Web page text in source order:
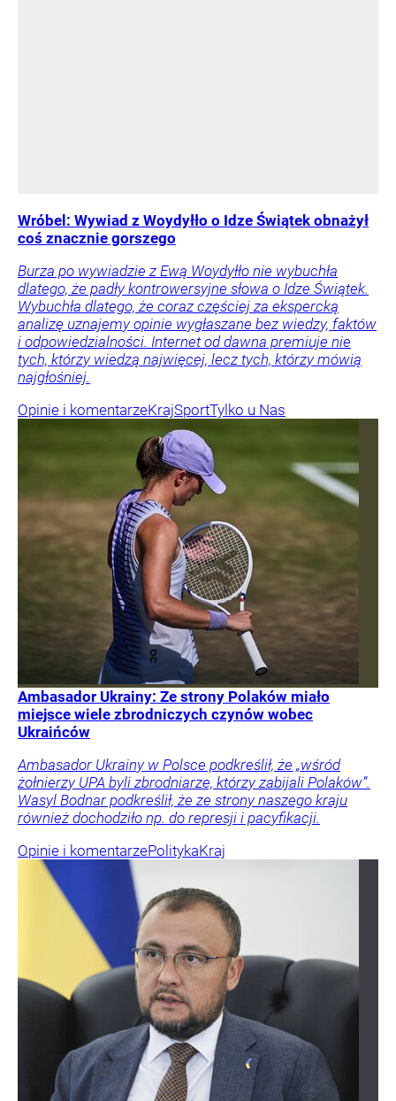
Wróbel: Wywiad z Woydyłło o Idze Świątek obnażył
coś znacznie gorszego
Burza po wywiadzie z Ewą Woydyłło nie wybuchła
dlatego, że padły kontrowersyjne słowa o Idze Świątek.
Wybuchła dlatego, że coraz częściej za ekspercką
analizę uznajemy opinie wygłaszane bez wiedzy, faktów
i odpowiedzialności. Internet od dawna premiuje nie
tych, którzy wiedzą najwięcej, lecz tych, którzy mówią
najgłośniej.
Opinie i komentarzeKrajSportTylko u Nas
Ambasador Ukrainy: Ze strony Polaków miało
miejsce wiele zbrodniczych czynów wobec
Ukraińców
Ambasador Ukrainy w Polsce podkreślił, że „wśród
żołnierzy UPA byli zbrodniarze, którzy zabijali Polaków”.
Wasyl Bodnar podkreślił, że ze strony naszego kraju
również dochodziło np. do represji i pacyfikacji.
Opinie i komentarzePolitykaKraj